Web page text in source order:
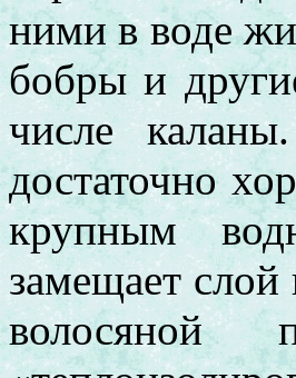
ними в воде
бобры и
числе
достаточно
крупным
замещает
волосяной